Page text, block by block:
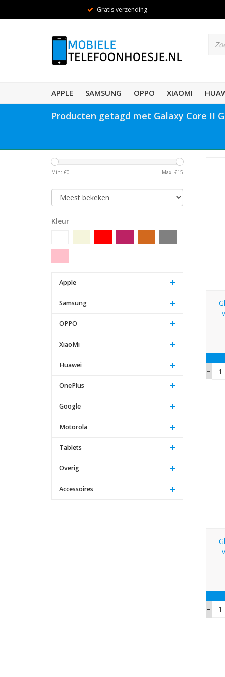
Gratis verzending
APPLE SAMSUNG OPPO XIAOMI
Producten getagd met Galaxy Core II
Min: €0 Max: €15
Kleur
Apple
Samsung
OPPO
XiaoMi
Huawei
OnePlus
Google
Motorola
Tablets
Overig
Accessoires